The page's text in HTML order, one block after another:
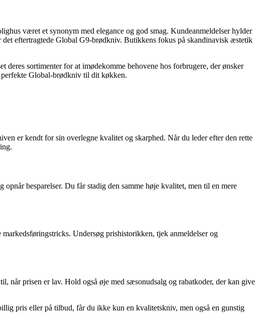
været et synonym med elegance og god smag. Kundeanmeldelser hylder
eftertragtede Global G9-brødkniv. Butikkens fokus på skandinavisk æstetik
sortimenter for at imødekomme behovene hos forbrugere, der ønsker
Global-brødkniv til dit køkken.
er kendt for sin overlegne kvalitet og skarphed. Når du leder efter den rette
besparelser. Du får stadig den samme høje kvalitet, men til en mere
Undersøg prishistorikken, tjek anmeldelser og
prisen er lav. Hold også øje med sæsonudsalg og rabatkoder, der kan give
pris eller på tilbud, får du ikke kun en kvalitetskniv, men også en gunstig